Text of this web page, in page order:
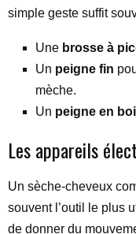
simple geste suffit
Une brosse à
Un peigne fin
mèche.
Un peigne en
Les appareils
Un sèche-cheveux
souvent l’outil le plus
de donner du